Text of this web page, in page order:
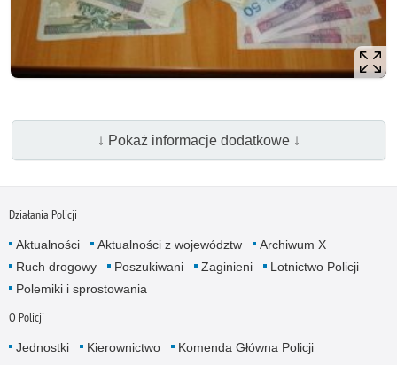
↓ Pokaż informacje dodatkowe ↓
Działania Policji
Aktualności Aktualności z województw
Archiwum X
Ruch drogowy
Poszukiwani Zaginieni
Lotnictwo Policji
Polemiki i sprostowania
O Policji
Jednostki Kierownictwo
Komenda Główna Policji